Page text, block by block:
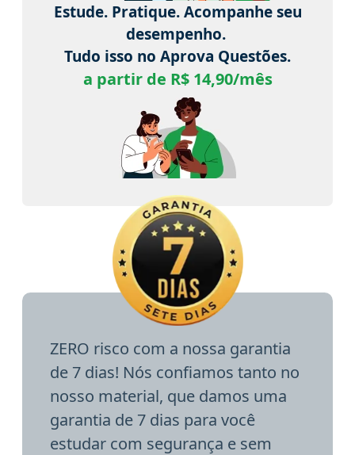
Estude. Pratique. Acompanhe seu
desempenho.
Tudo isso no Aprova Questões.
a partir de R$ 14,90/mês
ZERO risco com a nossa garantia
de 7 dias! Nós confiamos tanto no
nosso material, que damos uma
garantia de 7 dias para você
estudar com segurança e sem